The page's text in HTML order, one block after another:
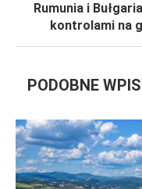
Rumunia i
kontrolami na
PODOBNE